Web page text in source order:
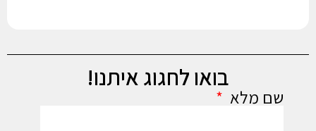
בואו לחגוג איתנו!
שם מלא